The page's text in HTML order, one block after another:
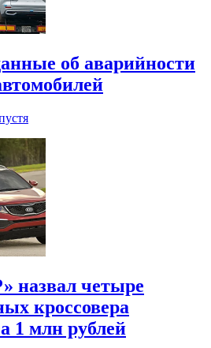
об аварийности
назвал четыре
кроссовера
1 млн рублей